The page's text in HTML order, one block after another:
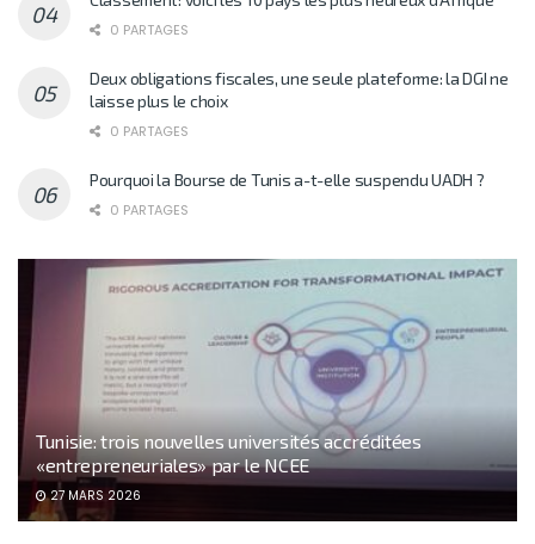
0 PARTAGES
Deux obligations fiscales, une seule plateforme: la DGI ne
laisse plus le choix
0 PARTAGES
Pourquoi la Bourse de Tunis a-t-elle suspendu UADH ?
0 PARTAGES
Tunisie: trois nouvelles universités accréditées
«entrepreneuriales» par le NCEE
27 MARS 2026